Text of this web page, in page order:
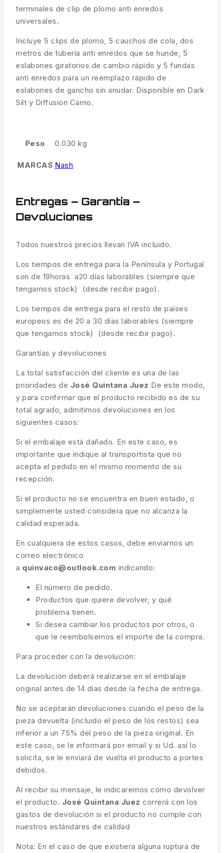
terminales de clip de plomo anti enredos
universales.
Incluye 5 clips de plomo, 5 cauchos de cola, dos
metros de tubería anti enredos que se hunde, 5
eslabones giratorios de cambio rápido y 5 fundas
anti enredos para un reemplazo rápido de
eslabones de gancho sin anudar. Disponible en Dark
Silt y Diffusion Camo.
Peso 0.030 kg
MARCAS Nash
Entregas – Garantía –
Devoluciones
Todos nuestros precios llevan IVA incluido.
Los tiempos de entrega para la Península y Portugal
son de 19horas a20 días laborables (siempre que
tengamos stock) (desde recibir pago).
Los tiempos de entrega para el resto de países
europeos es de 20 a 30 días laborables (siempre
que tengamos stock) (desde recibir pago).
Garantías y devoluciones
La total satisfacción del cliente es una de las
prioridades de José Quintana Juez De este modo,
y para confirmar que el producto recibido es de su
total agrado, admitimos devoluciones en los
siguientes casos:
Si el embalaje está dañado. En este caso, es
importante que indique al transportista que no
acepta el pedido en el mismo momento de su
recepción.
Si el producto no se encuentra en buen estado, o
simplemente usted considera que no alcanza la
calidad esperada.
En cualquiera de estos casos, debe enviarnos un
correo electrónico
a quinvaco@outlook.com indicando:
El número de pedido.
Productos que quiere devolver, y qué
problema tienen.
Si desea cambiar los productos por otros, o
que le reembolsemos el importe de la compra.
Para proceder con la devolución:
La devolución deberá realizarse en el embalaje
original antes de 14 días desde la fecha de entrega.
No se aceptarán devoluciones cuando el peso de la
pieza devuelta (incluido el peso de los restos) sea
inferior a un 75% del peso de la pieza original. En
este caso, se le informará por email y si Ud. así lo
solicita, se le enviará de vuelta el producto a portes
debidos.
Al recibir su mensaje, le indicaremos cómo devolver
el producto. José Quintana Juez correrá con los
gastos de devolución si el producto no cumple con
nuestros estándares de calidad
Nota: En el caso de que existiera alguna ruptura de